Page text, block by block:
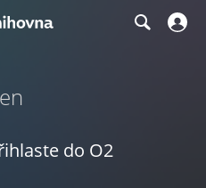
do O2